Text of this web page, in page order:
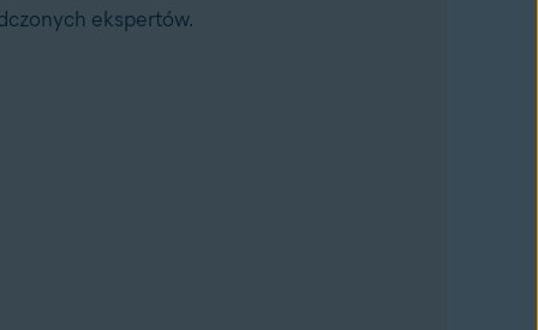
ekspertów.